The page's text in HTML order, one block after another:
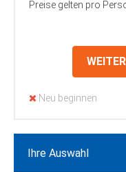
28195 Bremen,
Adresse: 27570
Ebert-Strasse
Brinkum, ZOB,
Cloppenburg,
Preise gelten pro
Neu beginnen
Ihre Auswahl